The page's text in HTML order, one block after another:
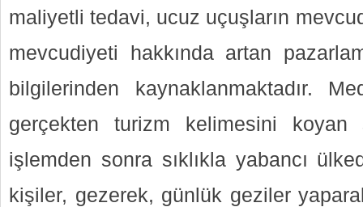
maliyetli tedavi, ucuz uçuşların
mevcudiyeti hakkında artan
bilgilerinden kaynaklanmaktadır.
gerçekten turizm kelimesini koyan
işlemden sonra sıklıkla yabancı
kişiler, gezerek, günlük geziler